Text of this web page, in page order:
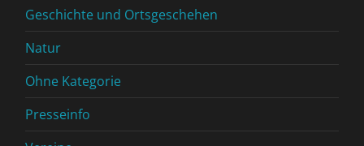
Geschichte und Ortsgeschehen
Natur
Ohne Kategorie
Presseinfo